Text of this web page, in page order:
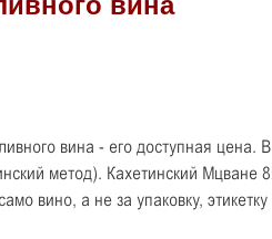
вина - его доступная цена.
метод). Кахетинский
вино, а не за упаковку,